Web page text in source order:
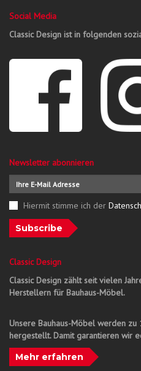
Social Media
Classic Design ist in folgenden
Newsletter abonnieren
Hiermit stimme ich der
Subscribe
Classic Design
Classic Design zählt seit vielen
Herstellern für Bauhaus-Möbel.
Unsere Bauhaus-Möbel werden
hergestellt. Damit garantieren wir
Mehr erfahren